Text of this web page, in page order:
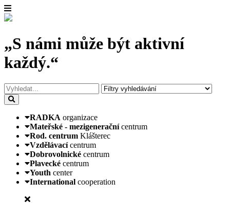
„S námi může být aktivní
každý.“
RADKA organizace
Mateřské - mezigenerační centrum
Rod. centrum Klášterec
Vzdělávací centrum
Dobrovolnické centrum
Plavecké centrum
Youth center
International cooperation